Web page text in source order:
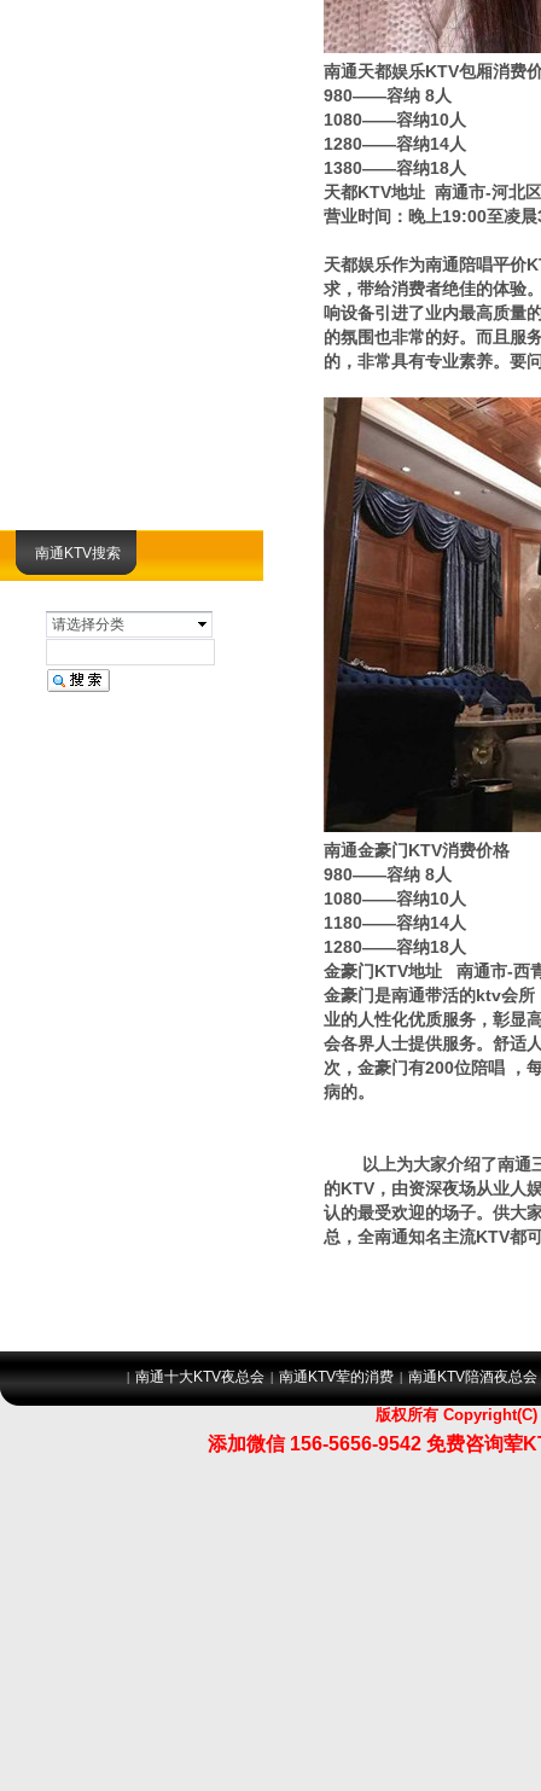
南通KTV搜索
请选择分类
南通天都娱乐KTV包厢消费
980——容纳 8人
1080——容纳10人
1280——容纳14人
1380——容纳18人
天都KTV地址 南通市-河北
营业时间：晚上19:00至凌
天都娱乐作为南通陪唱平价
求，带给消费者绝佳的体验
响设备引进了业内最高质量
的氛围也非常的好。而且服
的，非常具有专业素养。要
南通金豪门KTV消费价格
980——容纳 8人
1080——容纳10人
1180——容纳14人
1280——容纳18人
金豪门KTV地址 南通市-西
金豪门是南通带活的ktv会所
业的人性化优质服务，彰显
会各界人士提供服务。舒适
次，金豪门有200位陪唱 ，
病的。
以上为大家介绍了南通三
的KTV，由资深夜场从业人
认的最受欢迎的场子。供大
总，全南通知名主流KTV都
|南通十大KTV夜总会 |南通KTV荤的消费 |南通KTV陪酒夜总会
版权所有 Copyright(C)
添加微信 156-5656-9542 免费咨询荤